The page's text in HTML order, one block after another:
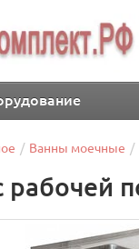
Ванны моечные
рабочей